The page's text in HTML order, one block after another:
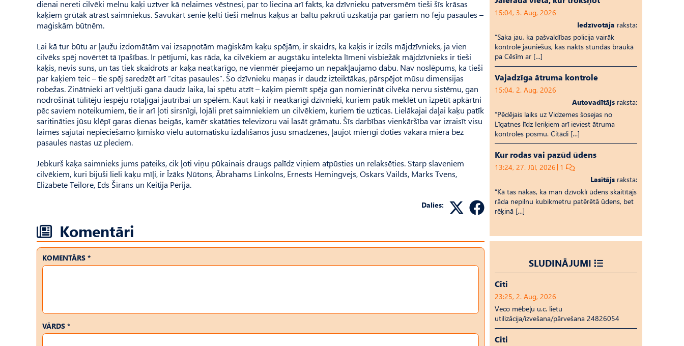
dienai nereti cilvēki melnu kaķi uztver kā nelaimes vēstnesi, par to liecina arī fakts, ka dzīvnieku patversmēm tieši šīs krāsas
kaķiem grūtāk atrast saimniekus. Savukārt senie ķelti tieši melnus kaķus ar baltu pakrūti uzskatīja par gariem no feju pasaules –
maģiskām būtnēm.
Lai kā tur būtu ar ļaužu izdomātām vai izsapņotām maģiskām kaķu spējām, ir skaidrs, ka kaķis ir izcils mājdzīvnieks, ja vien
cilvēks spēj novērtēt tā īpašības. Ir pētījumi, kas rāda, ka cilvēkiem ar augstāku intelekta līmeni visbiežāk mājdzīvnieks ir tieši
kaķis, nevis suns, un tas tiek skaidrots ar kaķa neatkarīgo, ne vienmēr pieejamo un nepakļaujamo dabu. Nav noslēpums, ka tieši
par kaķiem teic – tie spēj saredzēt arī “citas pasaules”. Šo dzīvnieku maņas ir daudz izteiktākas, pārspējot mūsu dimensijas
robežas. Zinātnieki arī veltījuši gana daudz laika, lai spētu atzīt – kaķim piemīt spēja gan nomierināt cilvēka nervu sistēmu, gan
nodrošināt tūlītēju iespēju rotaļīgai jautrībai un spēlēm. Kaut kaķi ir neatkarīgi dzīvnieki, kuriem patīk meklēt un izpētīt apkārtni
pēc saviem noteikumiem, tie ir arī ļoti sirsnīgi, lojāli pret saimniekiem un cilvēkiem, kuriem tie uzticas. Lielākajai daļai kaķu patīk
saritināties jūsu klēpī garas dienas beigās, kamēr skatāties televizoru vai lasāt grāmatu. Šīs darbības vienkāršība var izraisīt visu
laimes sajūtai nepieciešamo ķīmisko vielu automātisku izdalīšanos jūsu smadzenēs, ļaujot mierīgi doties vakara mierā bez
pasaules nastas uz pleciem.
Jebkurš kaķa saimnieks jums pateiks, cik ļoti viņu pūkainais draugs palīdz viņiem atpūsties un relaksēties. Starp slaveniem
cilvēkiem, kuri bijuši lieli kaķu mīļi, ir Īzāks Ņūtons, Ābrahams Linkolns, Ernests Hemingvejs, Oskars Vailds, Marks Tvens,
Elizabete Teilore, Eds Šīrans un Keitija Perija.
Dalies:
Komentāri
KOMENTĀRS *
VĀRDS *
15:04, 3. Aug, 2026
Iedzīvotāja raksta:
“Saka jau, ka pašvaldības policija vairāk
kontrolē jauniešus, kas nakts stundās braukā
pa Cēsīm ar […]
Vajadzīga ātruma kontrole
15:04, 2. Aug, 2026
Autovadītājs raksta:
“Pēdējais laiks uz Vid­ze­mes šosejas no
Līgatnes līdz Ieriķiem arī ieviest ātruma
kontroles posmu. Citādi […]
Kur rodas vai pazūd ūdens
13:24, 27. Jūl, 2026 1
Lasītājs raksta:
“Kā tas nākas, ka man dzīvoklī ūdens skaitītājs
rāda nepilnu kubikmetru patērētā ūdens, bet
rēķinā […]
SLUDINĀJUMI
Citi
23:25, 2. Aug, 2026
Veco mēbeļu u.c. lietu
utilizācija/izvešana/pārvešana 24826054
Citi